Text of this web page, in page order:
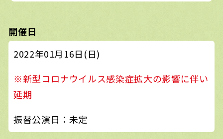
開催日
2022年01月16日(日)
※新型コロナウイルス感染症拡大の影響に伴い
延期
振替公演日：未定